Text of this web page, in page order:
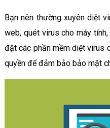
Bạn nên thường xuyên diệt
web, quét virus cho máy
đặt các phần mềm diệt virus
quyền để đảm bảo bảo mật